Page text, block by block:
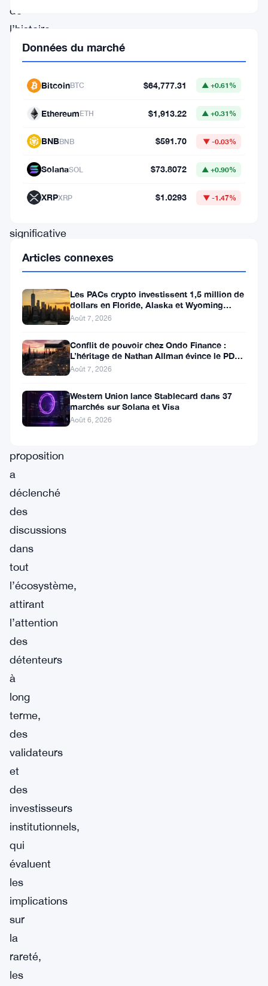
de
l’histoire
réseau,
avec
proposition
réduire
significative
vitesse
laquelle
nouveaux
SOL
circulation.
proposition
a
déclenché
des
discussions
dans
tout
l’écosystème,
attirant
l’attention
des
détenteurs
à
long
terme,
des
validateurs
et
des
investisseurs
institutionnels,
qui
évaluent
les
implications
sur
la
rareté,
les
Données du marché
BitcoinBTC $64,777.31 ▲ +0.61%
EthereumETH $1,913.22 ▲ +0.31%
BNBBNB $591.70 ▼ -0.03%
SolanaSOL $73.8072 ▲ +0.90%
XRPXRP $1.0293 ▼ -1.47%
Articles connexes
Les PACs crypto investissent 1,5 million de
dollars en Floride, Alaska et Wyoming
après un revers au Michigan
Août 7, 2026
Conflit de pouvoir chez Ondo Finance :
L’héritage de Nathan Allman évince le PDG
Ian De Bode le 24 juillet
Août 7, 2026
Western Union lance Stablecard dans 37
marchés sur Solana et Visa
Août 6, 2026